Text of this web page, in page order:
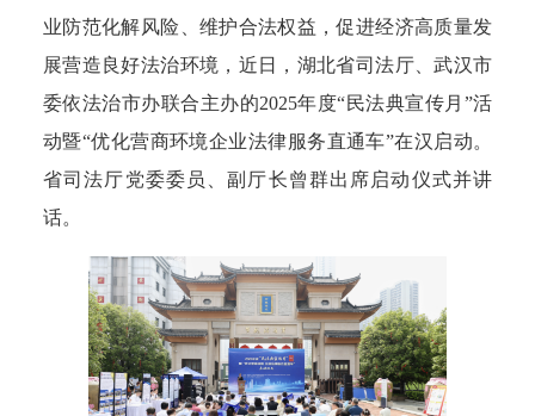
业防范化解风险、维护合法权益，促进经济高质量发
展营造良好法治环境，近日，湖北省司法厅、武汉市
委依法治市办联合主办的2025年度“民法典宣传月”活
动暨“优化营商环境企业法律服务直通车”在汉启动。
省司法厅党委委员、副厅长曾群出席启动仪式并讲
话。